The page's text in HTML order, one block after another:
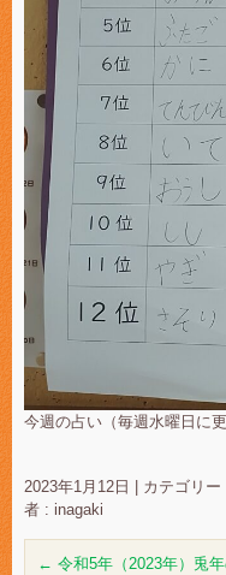
今週の占い（毎週水曜日に
2023年1月12日 | カテゴリー
者 : inagaki
← 令和5年（2023年）兎